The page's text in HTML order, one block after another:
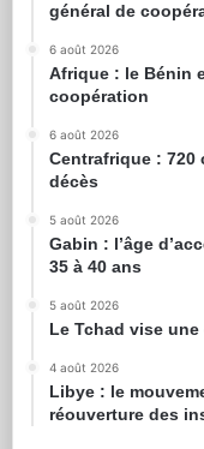
général de
6 août 2026
Afrique : le Bénin
coopération
6 août 2026
Centrafrique : 720
décès
5 août 2026
Gabin : l’âge
35 à 40 ans
5 août 2026
Le Tchad vise une
4 août 2026
Libye : le
réouverture des